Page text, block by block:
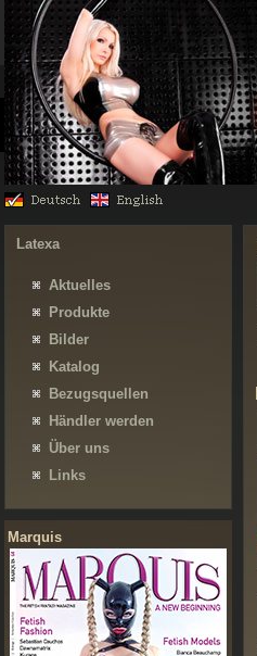
Latexa
Aktuelles
Produkte
Bilder
Katalog
Bezugsquellen
Händler werden
Über uns
Links
Marquis